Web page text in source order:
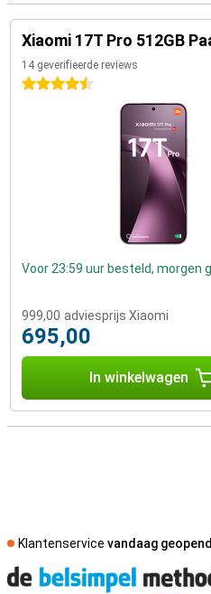
Xiaomi 17T Pro 512GB
14 geverifieerde reviews
4.5 sterren
Voor 23:59 uur besteld, morgen
999,00 adviesprijs Xiaomi
695,00
In winkelwagen
Klantenservice vandaag geopend